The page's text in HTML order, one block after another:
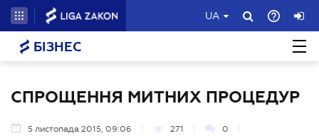
UA
БІЗНЕС
СПРОЩЕННЯ МИТНИХ ПРОЦЕДУР
5 листопада 2015, 09:06 271 0